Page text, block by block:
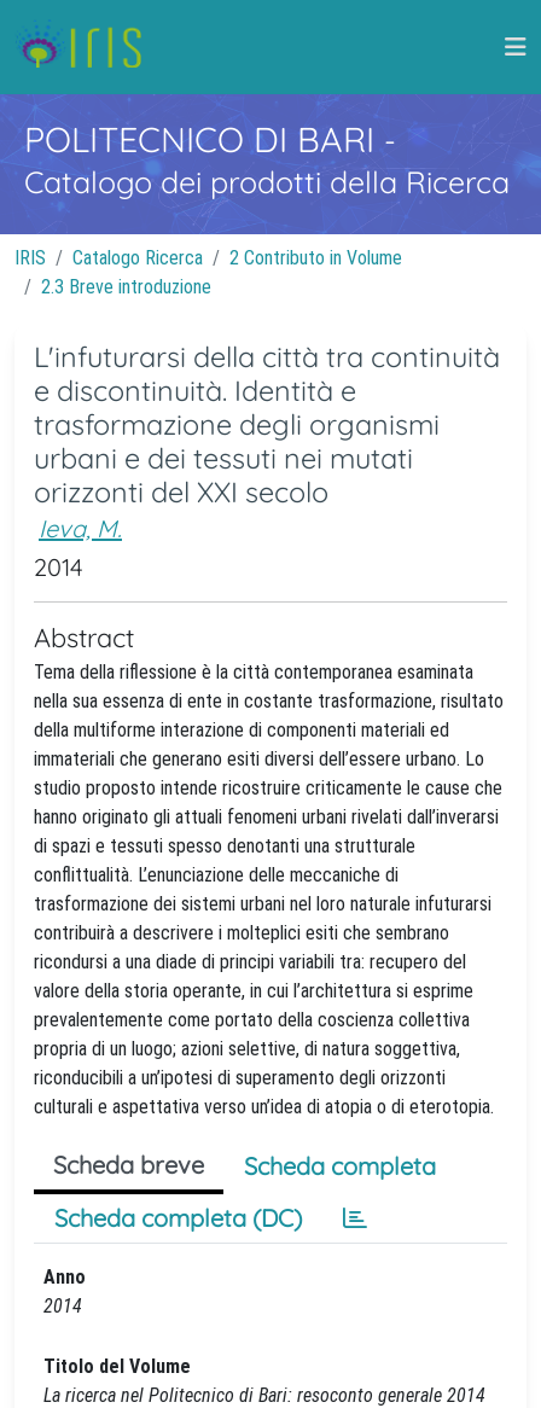
POLITECNICO DI BARI -
Catalogo dei prodotti della Ricerca
IRIS Catalogo Ricerca
2 Contributo in Volume
2.3 Breve introduzione
L'infuturarsi della città tra continuità
e discontinuità. Identità e
trasformazione degli organismi
urbani e dei tessuti nei mutati
orizzonti del XXI secolo
Ieva, M.
2014
Abstract
Tema della riflessione è la città contemporanea esaminata
nella sua essenza di ente in costante trasformazione, risultato
della multiforme interazione di componenti materiali ed
immateriali che generano esiti diversi dell’essere urbano. Lo
studio proposto intende ricostruire criticamente le cause che
hanno originato gli attuali fenomeni urbani rivelati dall’inverarsi
di spazi e tessuti spesso denotanti una strutturale
conflittualità. L’enunciazione delle meccaniche di
trasformazione dei sistemi urbani nel loro naturale infuturarsi
contribuirà a descrivere i molteplici esiti che sembrano
ricondursi a una diade di principi variabili tra: recupero del
valore della storia operante, in cui l’architettura si esprime
prevalentemente come portato della coscienza collettiva
propria di un luogo; azioni selettive, di natura soggettiva,
riconducibili a un’ipotesi di superamento degli orizzonti
culturali e aspettativa verso un’idea di atopia o di eterotopia.
Scheda breve
Scheda completa
Scheda completa (DC)
Anno
2014
Titolo del Volume
La ricerca nel Politecnico di Bari: resoconto generale 2014